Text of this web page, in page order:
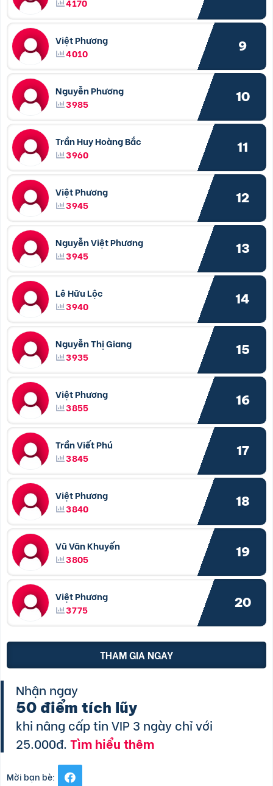
Việt Phương
4010
9
Nguyễn Phương
3985
10
Trần Huy Hoàng Bắc
3960
11
Việt Phương
3945
12
Nguyễn Việt Phương
3945
13
Lê Hữu Lộc
3940
14
Nguyễn Thị Giang
3935
15
Việt Phương
3855
16
Trần Viết Phú
3845
17
Việt Phương
3840
18
Vũ Văn Khuyến
3805
19
Việt Phương
3775
20
THAM GIA NGAY
Nhận ngay
50 điểm tích lũy
khi nâng cấp tin VIP 3 ngày chỉ với
25.000đ.Tìm hiểu thêm
Mời bạn bè: